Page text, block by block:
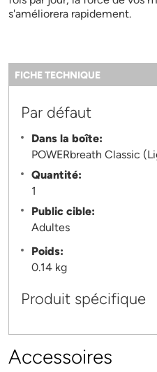
s'améliorera rapidement.
Information
FICHE TECHNIQUE
Par défaut
Dans la boîte:
POWERbreath Classic
Quantité:
1
Public cible:
Adultes
Poids:
0.14 kg
Produit spécifique
Accessoires